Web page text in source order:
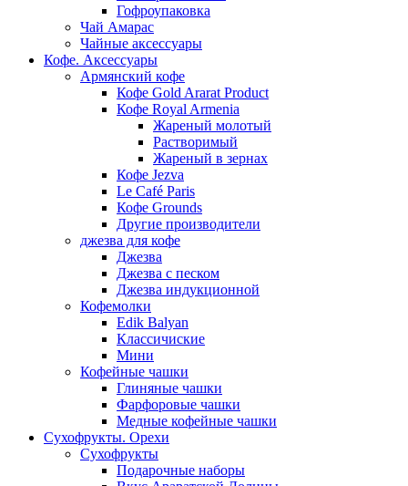
Гофроупаковка
Чай Амарас
Чайные аксессуары
Кофе. Аксессуары
Армянский кофе
Кофе Gold Ararat Product
Кофе Royal Armenia
Жареный молотый
Растворимый
Жареный в зернах
Кофе Jezva
Le Café Paris
Кофе Grounds
Другие производители
джезва для кофе
Джезва
Джезва с песком
Джезва индукционной
Кофемолки
Edik Balyan
Классичиские
Мини
Кофейные чашки
Глиняные чашки
Фарфоровые чашки
Медные кофейные чашки
Сухофрукты. Орехи
Сухофрукты
Подарочные наборы